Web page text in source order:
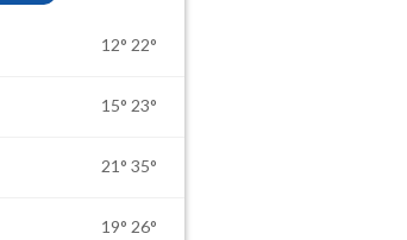
12° 22°
15° 23°
21° 35°
19° 26°